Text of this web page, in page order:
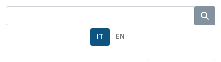
IT EN